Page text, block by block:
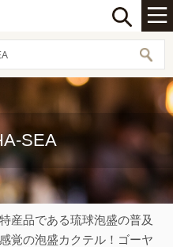
SEA
産品である琉球泡盛の普及
覚の泡盛カクテル！ゴーヤ